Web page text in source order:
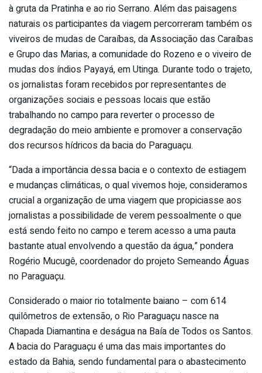
à gruta da Pratinha e ao rio Serrano. Além das paisagens
naturais os participantes da viagem percorreram também os
viveiros de mudas de Caraíbas, da Associação das Caraíbas
e Grupo das Marias, a comunidade do Rozeno e o viveiro de
mudas dos índios Payayá, em Utinga. Durante todo o trajeto,
os jornalistas foram recebidos por representantes de
organizações sociais e pessoas locais que estão
trabalhando no campo para reverter o processo de
degradação do meio ambiente e promover a conservação
dos recursos hídricos da bacia do Paraguaçu.
“Dada a importância dessa bacia e o contexto de estiagem
e mudanças climáticas, o qual vivemos hoje, consideramos
crucial a organização de uma viagem que propiciasse aos
jornalistas a possibilidade de verem pessoalmente o que
está sendo feito no campo e terem acesso a uma pauta
bastante atual envolvendo a questão da água,” pondera
Rogério Mucugê, coordenador do projeto Semeando Águas
no Paraguaçu.
Considerado o maior rio totalmente baiano – com 614
quilômetros de extensão, o Rio Paraguaçu nasce na
Chapada Diamantina e deságua na Baía de Todos os Santos.
A bacia do Paraguaçu é uma das mais importantes do
estado da Bahia, sendo fundamental para o abastecimento